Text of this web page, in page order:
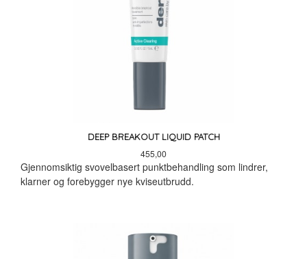
DEEP BREAKOUT LIQUID PATCH
Pris
455,00
Gjennomsiktig svovelbasert punktbehandling som lindrer,
klarner og forebygger nye kviseutbrudd.